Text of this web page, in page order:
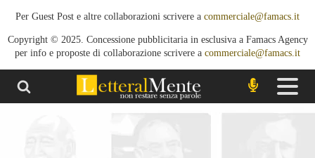
Per Guest Post e altre collaborazioni scrivere a commerciale@famacs.it
Copyright © 2025. Concessione pubblicitaria in esclusiva a Famacs Agency
per info e proposte di collaborazione scrivere a commerciale@famacs.it